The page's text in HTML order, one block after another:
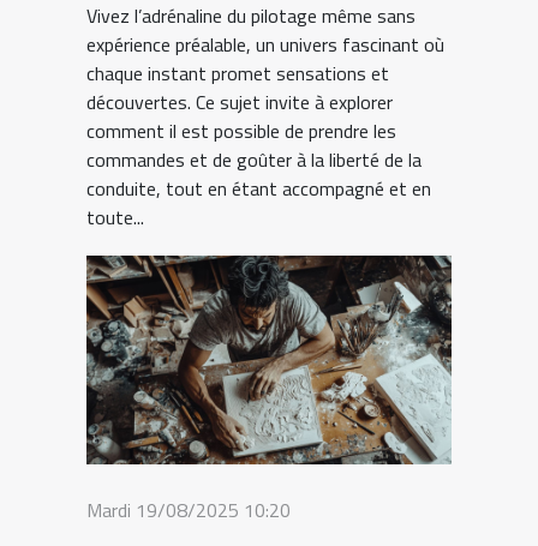
Vivez l’adrénaline du pilotage même sans
expérience préalable, un univers fascinant où
chaque instant promet sensations et
découvertes. Ce sujet invite à explorer
comment il est possible de prendre les
commandes et de goûter à la liberté de la
conduite, tout en étant accompagné et en
toute...
Mardi 19/08/2025 10:20